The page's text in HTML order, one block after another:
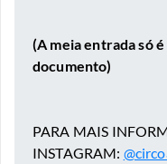
(A meia entrada só
documento)⠀⠀
PARA MAIS
INSTAGRAM: